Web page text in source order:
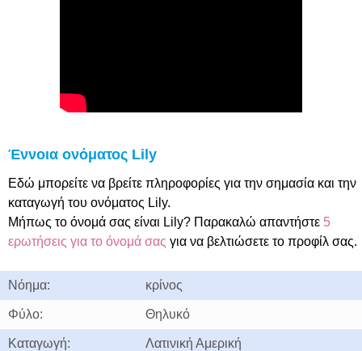
Έννοια ονόματος Lily
Εδώ μπορείτε να βρείτε πληροφορίες για την σημασία και την
καταγωγή του ονόματος Lily.
Μήπως το όνομά σας είναι Lily? Παρακαλώ απαντήστε 5
ερωτήσεις για το όνομά σας για να βελτιώσετε το προφίλ σας.
Νόημα: κρίνος
Φύλο: Θηλυκό
Καταγωγή: Λατινική Αμερική